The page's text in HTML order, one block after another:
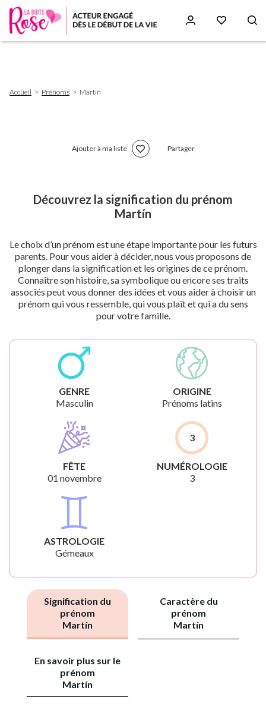
d'Ariane
Accueil Prénoms Martín
Ajouter à ma liste Partager
Découvrez la signification du prénom
Martín
Le choix d’un prénom est une étape importante pour les futurs
parents. Pour vous aider à décider, nous vous proposons de
plonger dans la signification et les origines de ce prénom.
Connaître son histoire, sa symbolique ou encore ses traits
associés peut vous donner des idées et vous aider à choisir un
prénom qui vous ressemble, qui vous plaît et qui a du sens
pour votre famille.
GENRE
Masculin
ORIGINE
Prénoms latins
FÊTE
01 novembre
3
NUMÉROLOGIE
3
ASTROLOGIE
Gémeaux
Signification du
prénom
Martín
Caractère du
prénom
Martín
En savoir plus sur le
prénom
Martín